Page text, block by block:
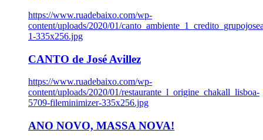
https://www.ruadebaixo.com/wp-
content/uploads/2020/01/
1-335x256.jpg
CANTO de José Avillez
https://www.ruadebaixo.com/wp-
content/uploads/2020/01/restaurante_l_origine_chakall_lisboa-
5709-fileminimizer-335x256.jpg
ANO NOVO, MASSA NOVA!